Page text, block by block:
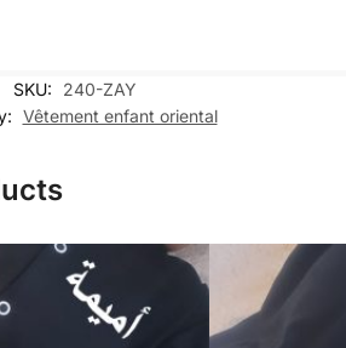
SKU:
240-ZAY
Vêtement enfant oriental